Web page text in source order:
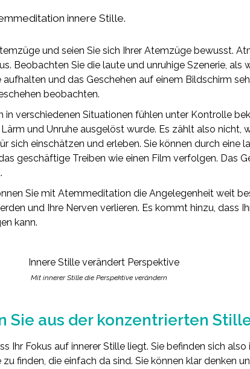
innere Stille.
und seien Sie sich Ihrer Atemzüge bewusst.
Beobachten Sie die laute und unruhige Szenerie, als
und das Geschehen auf einem Bildschirm
beobachten.
in verschiedenen Situationen fühlen unter Kontrolle
und Unruhe ausgelöst wurde. Es zählt also nicht,
sich einschätzen und erleben. Sie können durch eine
geschäftige Treiben wie einen Film verfolgen. Das
Sie mit Atemmeditation die Angelegenheit weit
und Ihre Nerven verlieren. Es kommt hinzu, dass
kann.
Mit innerer Stille die Perspektive verändern
Sie aus der konzentrierten
Ihr Fokus auf innerer Stille liegt. Sie befinden sich
finden, die einfach da sind. Sie können klar denken